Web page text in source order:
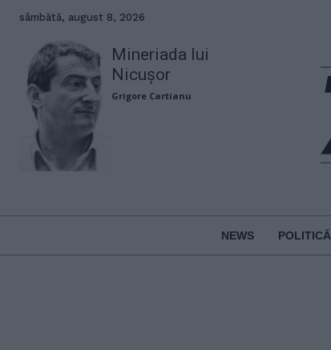
sâmbătă, august 8, 2026
Mineriada lui
Nicușor
Grigore Cartianu
NEWS POLITICĂ